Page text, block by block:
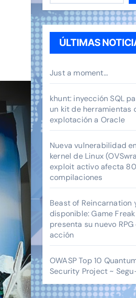
ÚLTIMAS
Just a moment…
khunt: inyección SQL
un kit de herramientas
explotación a Oracle
Nueva vulnerabilidad
kernel de Linux
exploit activo afecta
compilaciones
Beast of Reincarnation
disponible: Game Freak
presenta su nuevo RPG
acción
OWASP Top 10
Security Project ~